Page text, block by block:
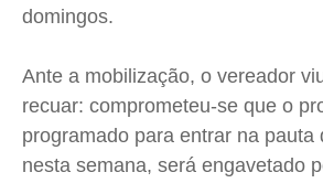
Quem Somos
Contato
Anuncie
Quem Somos
Contato
Anuncie
Quem Somos
Contato
Anuncie
Quem Somos
Contato
Anuncie
domingos.
Ante a mobilização, o vereador
recuar: comprometeu-se que o
programado para entrar na pauta
nesta semana, será engavetado